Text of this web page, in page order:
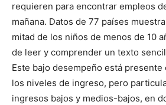
requieren para encontrar empleos
mañana. Datos de 77 países
mitad de los niños de menos de 10
de leer y comprender un texto
Este bajo desempeño está presente
los niveles de ingreso, pero
ingresos bajos y medios-bajos, en